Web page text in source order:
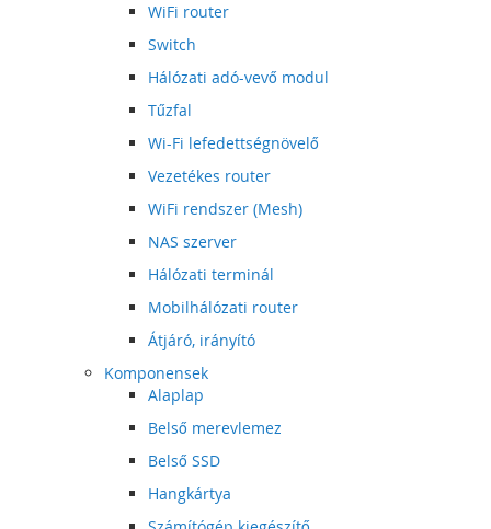
WiFi router
Switch
Hálózati adó-vevő modul
Tűzfal
Wi-Fi lefedettségnövelő
Vezetékes router
WiFi rendszer (Mesh)
NAS szerver
Hálózati terminál
Mobilhálózati router
Átjáró, irányító
Komponensek
Alaplap
Belső merevlemez
Belső SSD
Hangkártya